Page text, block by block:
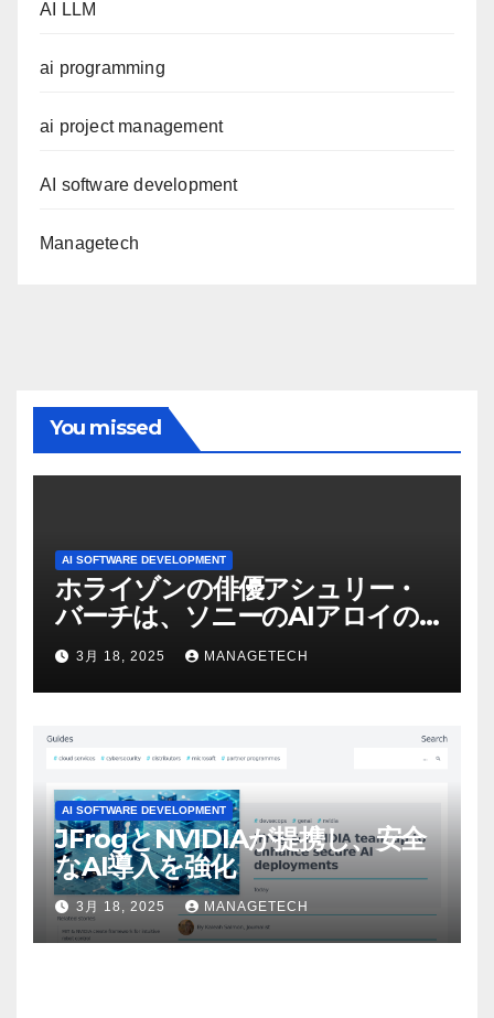
AI LLM
ai programming
ai project management
AI software development
Managetech
You missed
AI SOFTWARE DEVELOPMENT
ホライゾンの俳優アシュリー・
バーチは、ソニーのAIアロイの
ビデオを見て「ゲームパフォー
マンスという芸術形式に不安を
感じた」と語る – IGN
3月 18, 2025 MANAGETECH
AI SOFTWARE DEVELOPMENT
JFrogとNVIDIAが提携し、安全
なAI導入を強化
3月 18, 2025 MANAGETECH